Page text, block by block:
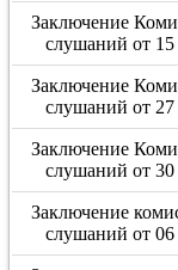
Заключение
слушаний от 15
Заключение
слушаний от 27
Заключение
слушаний от 30
Заключение
слушаний от 06